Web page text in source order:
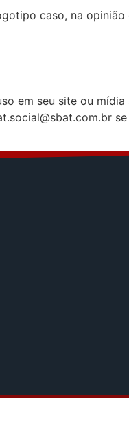
caso, na opinião
em seu site ou mídia